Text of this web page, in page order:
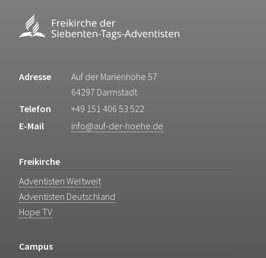
Adresse
Auf der Marienhöhe 57
64297 Darmstadt
Telefon
+49 151 406 53 522
E-Mail
info@auf-der-hoehe.de
Freikirche
Adventisten Weltweit
Adventisten Deutschland
Hope TV
Campus